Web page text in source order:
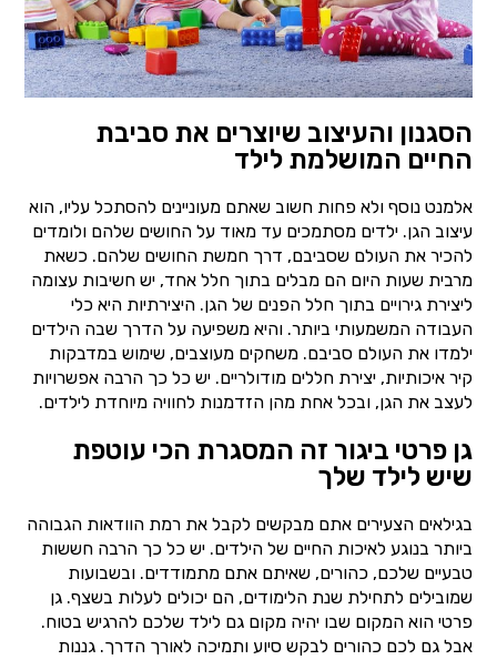
הסגנון והעיצוב שיוצרים את סביבת
החיים המושלמת לילד
אלמנט נוסף ולא פחות חשוב שאתם מעוניינים להסתכל עליו, הוא
עיצוב הגן. ילדים מסתמכים עד מאוד על החושים שלהם ולומדים
להכיר את העולם שסביבם, דרך חמשת החושים שלהם. כשאת
מרבית שעות היום הם מבלים בתוך חלל אחד, יש חשיבות עצומה
ליצירת גירויים בתוך חלל הפנים של הגן. היצירתיות היא כלי
העבודה המשמעותי ביותר. והיא משפיעה על הדרך שבה הילדים
ילמדו את העולם סביבם. משחקים מעוצבים, שימוש במדבקות
קיר איכותיות, יצירת חללים מודולריים. יש כל כך הרבה אפשרויות
לעצב את הגן, ובכל אחת מהן הזדמנות לחוויה מיוחדת לילדים.
גן פרטי ביגור זה המסגרת הכי עוטפת
שיש לילד שלך
בגילאים הצעירים אתם מבקשים לקבל את רמת הוודאות הגבוהה
ביותר בנוגע לאיכות החיים של הילדים. יש כל כך הרבה חששות
טבעיים שלכם, כהורים, שאיתם אתם מתמודדים. ובשבועות
שמובילים לתחילת שנת הלימודים, הם יכולים לעלות בשצף. גן
פרטי הוא המקום שבו יהיה מקום גם לילד שלכם להרגיש בטוח.
אבל גם לכם כהורים לבקש סיוע ותמיכה לאורך הדרך. גננות